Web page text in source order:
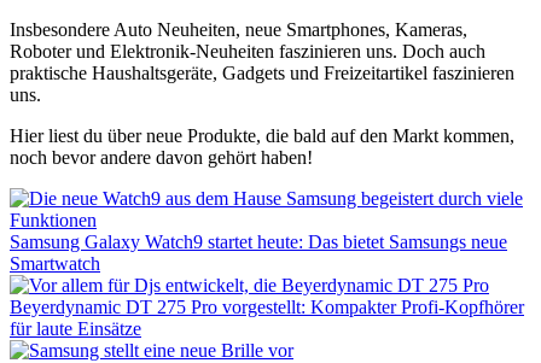
Insbesondere Auto Neuheiten, neue Smartphones, Kameras,
Roboter und Elektronik-Neuheiten faszinieren uns. Doch auch
praktische Haushaltsgeräte, Gadgets und Freizeitartikel faszinieren
uns.
Hier liest du über neue Produkte, die bald auf den Markt kommen,
noch bevor andere davon gehört haben!
Samsung Galaxy Watch9 startet heute: Das bietet Samsungs neue
Smartwatch
Beyerdynamic DT 275 Pro vorgestellt: Kompakter Profi-Kopfhörer
für laute Einsätze